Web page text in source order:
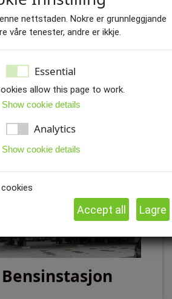
nettstaden. Nokre er grunnleggjande
våre tenester, andre er ikkje.
Essential
allow this page to work.
Show cookie details
Analytics
Show cookie details
Sæbøfjosen
Bensinstasjon